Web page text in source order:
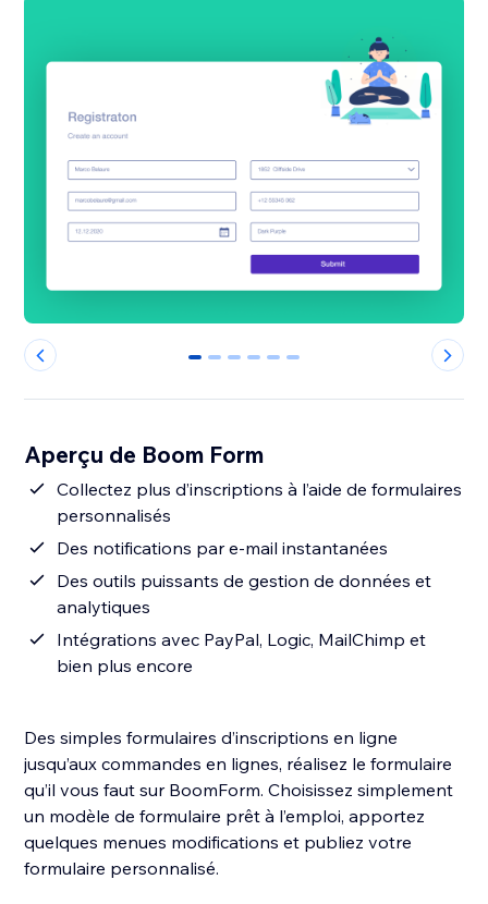
0 1 2 3 4 5
Aperçu de Boom Form
Collectez plus d’inscriptions à l’aide de formulaires
personnalisés
Des notifications par e-mail instantanées
Des outils puissants de gestion de données et
analytiques
Intégrations avec PayPal, Logic, MailChimp et
bien plus encore
Des simples formulaires d’inscriptions en ligne
jusqu’aux commandes en lignes, réalisez le formulaire
qu’il vous faut sur BoomForm. Choisissez simplement
un modèle de formulaire prêt à l’emploi, apportez
quelques menues modifications et publiez votre
formulaire personnalisé.